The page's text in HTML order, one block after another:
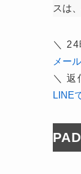
スは
＼ 24
メー
＼ 返
LINE